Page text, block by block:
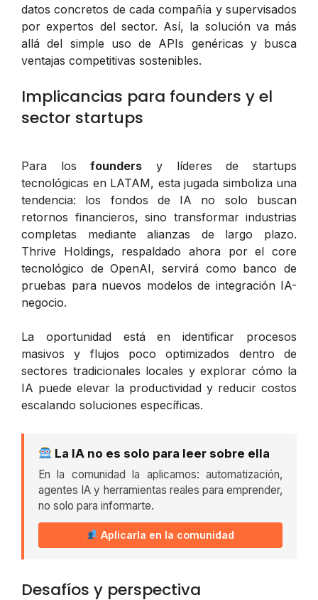
datos concretos de cada compañía y supervisados
por expertos del sector. Así, la solución va más
allá del simple uso de APIs genéricas y busca
ventajas competitivas sostenibles.
Implicancias para founders y el
sector startups
Para losfounders y líderes de startups
tecnológicas en LATAM, esta jugada simboliza una
tendencia: los fondos de IA no solo buscan
retornos financieros, sino transformar industrias
completas mediante alianzas de largo plazo.
Thrive Holdings, respaldado ahora por el core
tecnológico de OpenAI, servirá como banco de
pruebas para nuevos modelos de integración IA-
negocio.
La oportunidad está en identificar procesos
masivos y flujos poco optimizados dentro de
sectores tradicionales locales y explorar cómo la
IA puede elevar la productividad y reducir costos
escalando soluciones específicas.
La IA no es solo para leer sobre ella
En la comunidad la aplicamos: automatización,
agentes IA y herramientas reales para emprender,
no solo para informarte.
Aplicarla en la comunidad
Desafíos y perspectiva